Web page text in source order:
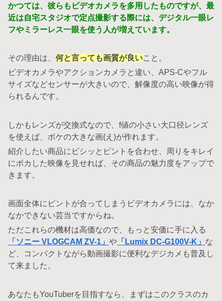
かつては、彼らもビデオカメラを多用したものですが、最
近は自宅スタジオで定点撮影する際には、デジタル一眼レ
フやミラーレス一眼を使う人が増えています。
その理由は、 何と言っても画質が良いこと。
ビデオカメラやアクションカメラと違い、APS-Cやフル
サイズなどセンサーが大きいので、解像度の高い映像が得
られるんです。
しかもレンズが交換式なので、f値の小さい大口径レンズ
を使えば、ボケの大きな画(え)が作れます。
紹介したい商品にビシッとピントを合わせ、周りをキレイ
にボカした映像を見せれば、その商品の魅力度をアップで
きます。
画面全体にピントが合ってしまうビデオカメラには、なか
なかできない芸当ですからね。
ただこれらの機材は高価なので、もっと安価に手に入る
「ソニー VLOGCAM ZV-1」 や 「Lumix DC-G100V-K」 な
ど、コンパクトながら動画撮影に便利なデジカメも普及し
て来ました。
あなたもYouTuberを目指すなら、まずはこのクラスのカ